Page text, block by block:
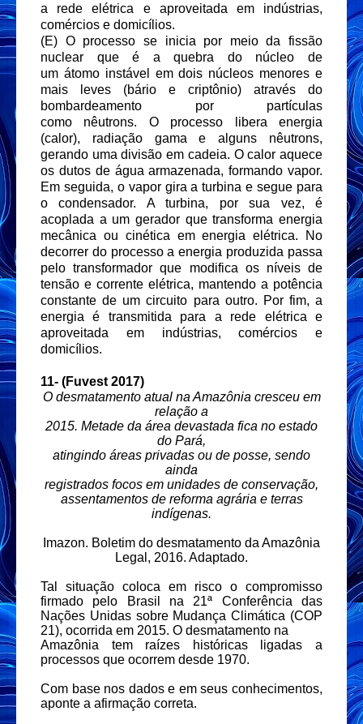
a rede elétrica e aproveitada em indústrias,
comércios e domicílios.
(E) O processo se inicia por meio da fissão
nuclear que é a quebra do núcleo de
um átomoinstável em dois núcleos menores e
mais leves (bário e criptônio) através do
bombardeamento por partículas
como nêutrons. O processo libera energia
(calor), radiação gama e alguns nêutrons,
gerando uma divisão em cadeia. O calor aquece
os dutos de água armazenada, formando vapor.
Em seguida, o vapor gira a turbina e segue para
o condensador. A turbina, por sua vez, é
acoplada a um gerador que transforma energia
mecânica ou cinética em energia elétrica. No
decorrer do processo a energia produzida passa
pelo transformador que modifica os níveis de
tensão e corrente elétrica, mantendo a potência
constante de um circuito para outro. Por fim, a
energia é transmitida para a rede elétrica e
aproveitada em indústrias, comércios e
domicílios.
11- (Fuvest 2017)
O desmatamento atual na Amazônia cresceu em
relação a
2015. Metade da área devastada fica no estado
do Pará,
atingindo áreas privadas ou de posse, sendo
ainda
registrados focos em unidades de conservação,
assentamentos de reforma agrária e terras
indígenas.
Imazon. Boletim do desmatamento da Amazônia
Legal, 2016. Adaptado.
Tal situação coloca em risco o compromisso
firmado pelo
Brasil na 21ª Conferência das
Nações Unidas sobre MudançaClimática (COP
21), ocorrida em 2015. O desmatamento na
Amazônia tem raízes históricas ligadas a
processos que ocorrem desde 1970.
Com base nos dados e em seus conhecimentos,
aponte a afirmação correta.